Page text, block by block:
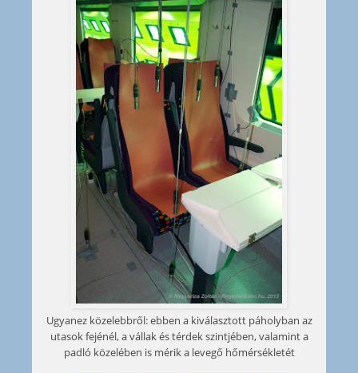
Ugyanez közelebbről: ebben a kiválasztott páholyban az
utasok fejénél, a vállak és térdek szintjében, valamint a
padló közelében is mérik a levegő hőmérsékletét